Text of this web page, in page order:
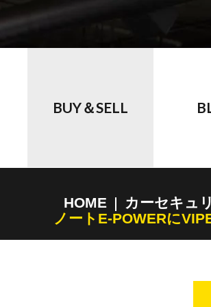
BUY＆SELL
HOME
カーセキュ
ノートE-POWERに